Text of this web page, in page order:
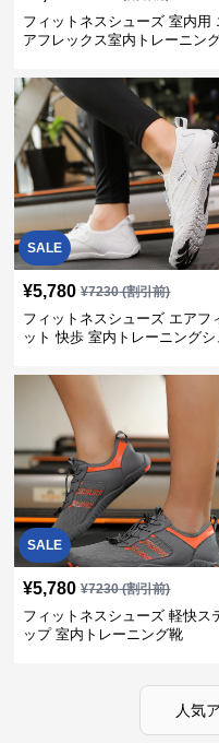
フィットネスシューズ 室内用
アフレックス室内トレーニン
SALE
¥5,780 ¥7230(割引前)
フィットネスシューズ エアフ
ット 快歩 室内トレーニングシ
SALE
¥5,780 ¥7230(割引前)
フィットネスシューズ 軽快ス
ップ 室内トレーニング靴
人気